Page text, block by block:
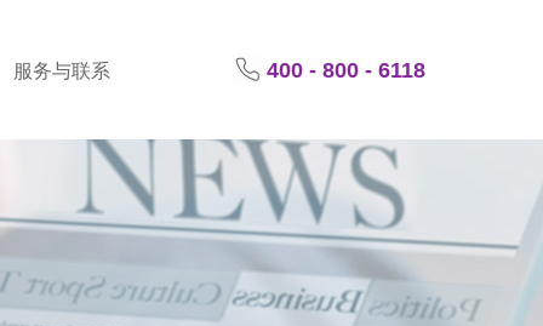
服务与联系 400 - 800 - 6118